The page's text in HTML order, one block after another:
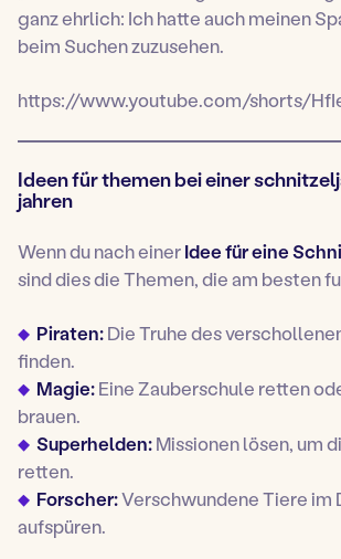
ganz ehrlich: Ich hatte auch meinen
beim Suchen zuzusehen.
https://www.youtube.com/shorts/
Ideen für themen bei einer
jahren
Wenn du nach einerIdee für eine
sind dies die Themen, die am besten
Piraten:Die Truhe des
finden.
Magie:Eine Zauberschule retten
brauen.
Superhelden:Missionen lösen, um
retten.
Forscher:Verschwundene Tiere im
aufspüren.